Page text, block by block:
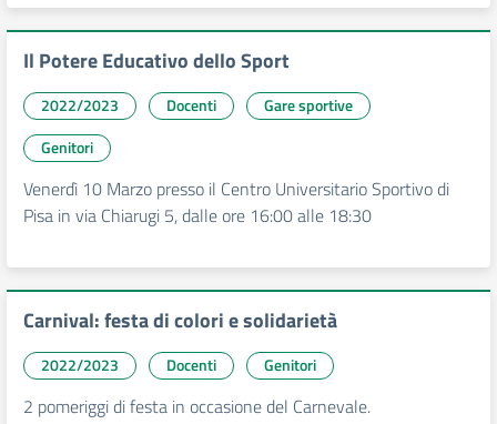
Il Potere Educativo dello Sport
2022/2023 Docenti
Gare sportive
Genitori
Venerdì 10 Marzo presso il Centro Universitario Sportivo di
Pisa in via Chiarugi 5, dalle ore 16:00 alle 18:30
Carnival: festa di colori e solidarietà
2022/2023 Docenti Genitori
2 pomeriggi di festa in occasione del Carnevale.